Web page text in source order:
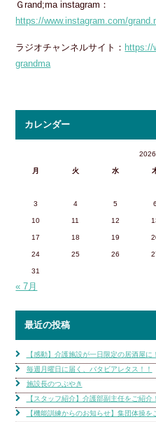
Ｇrand;ma instagram：
https://www.instagram.com/
ラジオチャンネルサイト： https://
grandma
カレンダー
月 火 水
3 4 5 6
10 11 12
17 18 19
24 25 26
31
« 7月
最近の投稿
【感動】介護施設が一日限定の居酒屋
毎週月曜日に届く、バタビアレタス！！
施設長のつぶやき
【スタッフ紹介】介護部副主任をご紹介！
【機能訓練からのお知らせ】集団体操を